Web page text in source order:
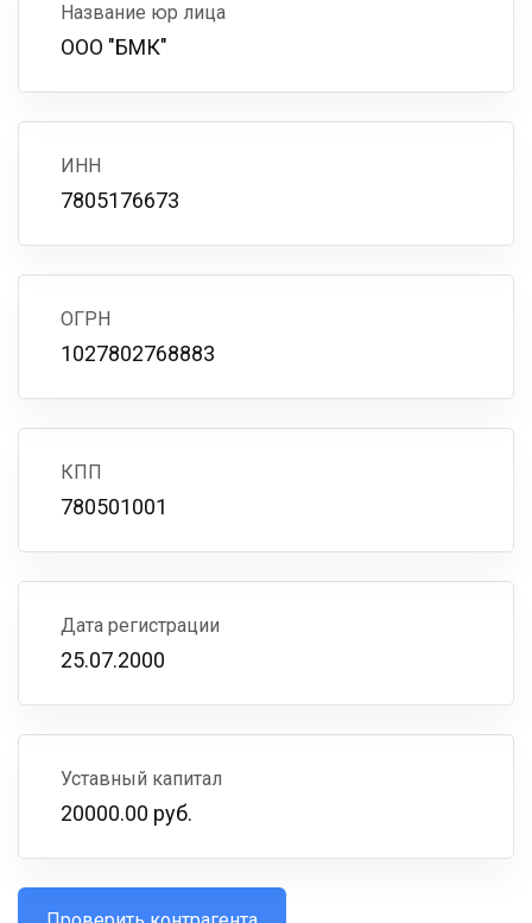
Название юр лица
ООО "БМК"
ИНН
7805176673
ОГРН
1027802768883
КПП
780501001
Дата регистрации
25.07.2000
Уставный капитал
20000.00 руб.